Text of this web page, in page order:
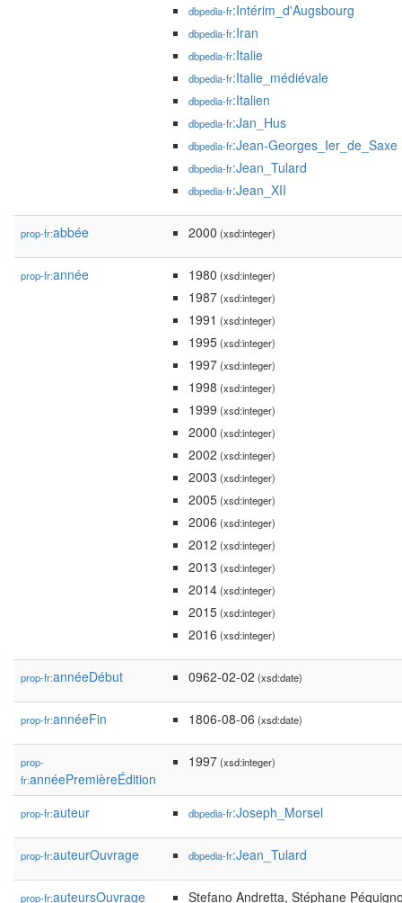
dbpedia-fr:Intérim_d'Augsbourg
dbpedia-fr:Iran
dbpedia-fr:Italie
dbpedia-fr:Italie_médiévale
dbpedia-fr:Italien
dbpedia-fr:Jan_Hus
dbpedia-fr:Jean-Georges_Ier_de_Saxe
dbpedia-fr:Jean_Tulard
dbpedia-fr:Jean_XII
prop-fr:abbée 2000 (xsd:integer)
prop-fr:année 1980 (xsd:integer)
1987(xsd:integer)
1991 (xsd:integer)
1995(xsd:integer)
1997(xsd:integer)
1998 (xsd:integer)
1999 (xsd:integer)
2000 (xsd:integer)
2002 (xsd:integer)
2003 (xsd:integer)
2005(xsd:integer)
2006 (xsd:integer)
2012 (xsd:integer)
2013 (xsd:integer)
2014(xsd:integer)
2015(xsd:integer)
2016 (xsd:integer)
prop-fr:annéeDébut 0962-02-02 (xsd:date)
prop-fr:annéeFin 1806-08-06 (xsd:date)
prop-
fr:annéePremièreÉdition
1997(xsd:integer)
prop-fr:auteur dbpedia-fr:Joseph_Morsel
prop-fr:auteurOuvrage dbpedia-fr:Jean_Tulard
prop-fr:auteursOuvrage Stefano Andretta, Stéphane